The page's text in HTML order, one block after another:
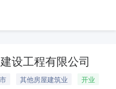
设工程有限公司
其他房屋建筑业
开业